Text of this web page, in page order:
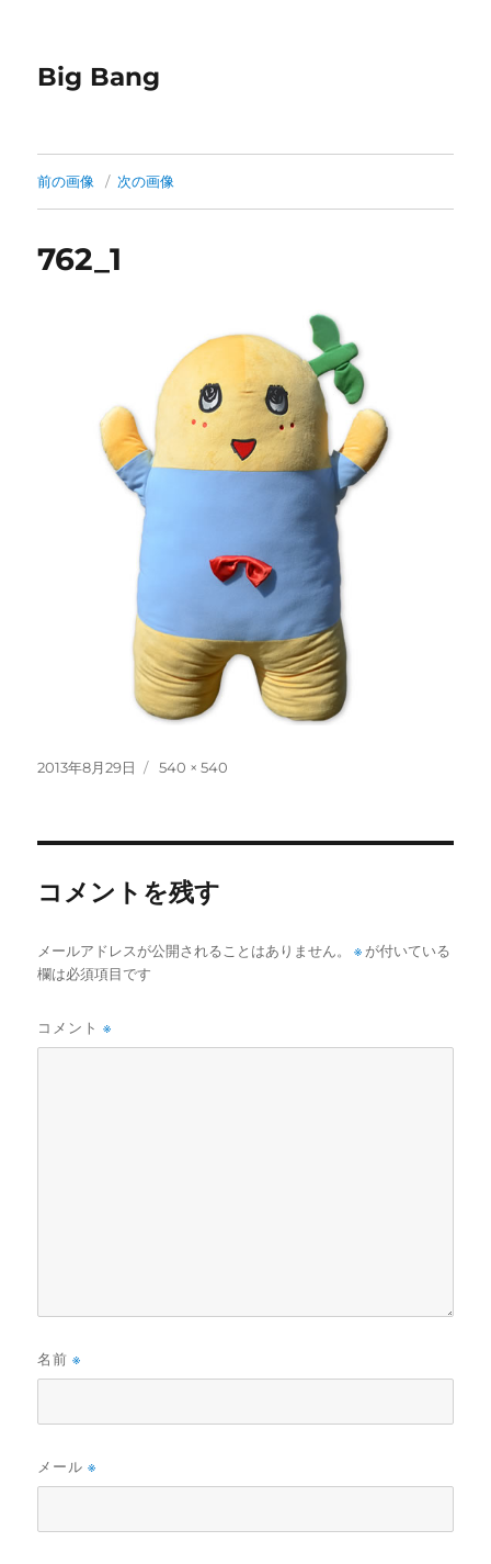
Big Bang
前の画像 次の画像
762_1
投
2013年8月29日
フ
540 × 540
コメントを残す
メールアドレスが公開されることはありません。 ※ が付いている
欄は必須項目です
コメント※
名前※
メール※